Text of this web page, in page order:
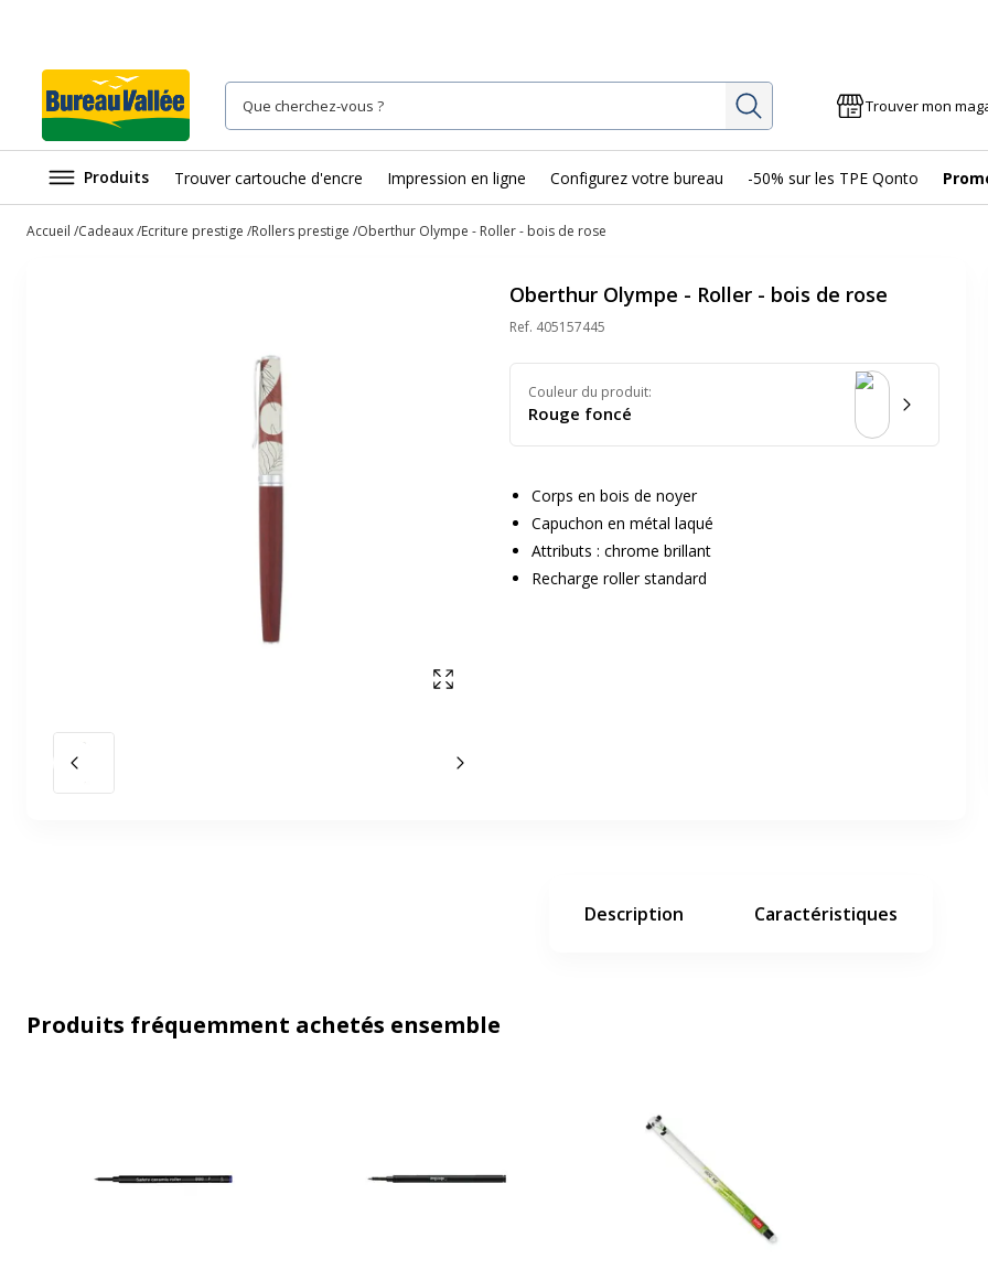
Rechercher Trouver mon
Produits Trouver cartouche d'encre Impression en ligne Configurez votre bureau -50% sur les TPE Qonto
Accueil Cadeaux Ecriture prestige Rollers prestige Oberthur Olympe - Roller - bois de rose
Afficher en plein écran
Slide précédent Slide suivant
Oberthur Olympe - Roller - bois de rose
Ref. 405157445
Couleur du produit:
Rouge foncé
Corps en bois de noyer
Capuchon en métal laqué
Attributs : chrome brillant
Recharge roller standard
Description Caractéristiques
Produits fréquemment achetés ensemble